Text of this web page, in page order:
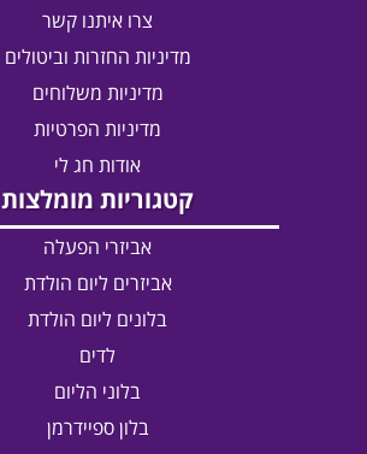
צרו איתנו קשר
מדיניות החזרות וביטולים
מדיניות משלוחים
מדיניות הפרטיות
אודות חג לי
קטגוריות מומלצות
אביזרי הפעלה
אביזרים ליום הולדת
בלונים ליום הולדת
לדים
בלוני הליום
בלון ספיידרמן